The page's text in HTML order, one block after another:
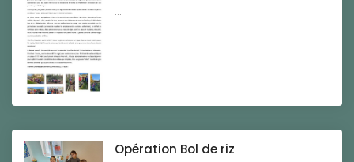
...
Opération Bol de riz